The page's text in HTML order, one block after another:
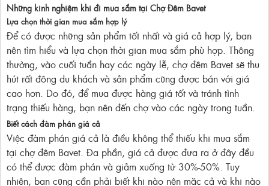
Những kinh nghiệm khi đi mua sắm tại Chợ Đêm Bavet
Lựa chọn thời gian mua sắm hợp lý
Để có được những sản phẩm tốt nhất và giá cả hợp lý, bạn
nên tìm hiểu và lựa chọn thời gian mua sắm phù hợp. Thông
thường, vào cuối tuần hay các ngày lễ, chợ đêm Bavet sẽ thu
hút rất đông du khách và sản phẩm cũng được bán với giá
cao hơn. Do đó, để mua được hàng giá tốt và tránh tình
trạng thiếu hàng, bạn nên đến chợ vào các ngày trong tuần.
Biết cách đàm phán giá cả
Việc đàm phán giá cả là điều không thể thiếu khi mua sắm
tại chợ đêm Bavet. Đa phần, giá cả được đưa ra ở đây đều
có thể được đàm phán và giảm xuống từ 30%-50%. Tuy
nhiên, bạn cũng cần phải biết khi nào nên mặc cả và khi nào